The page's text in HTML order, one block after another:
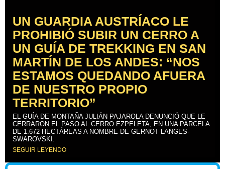
UN GUARDIA AUSTRÍACO LE
PROHIBIÓ SUBIR UN CERRO A
UN GUÍA DE TREKKING EN SAN
MARTÍN DE LOS ANDES: “NOS
ESTAMOS QUEDANDO AFUERA
DE NUESTRO PROPIO
TERRITORIO”
EL GUÍA DE MONTAÑA JULIÁN PAJAROLA DENUNCIÓ QUE LE
CERRARON EL PASO AL CERRO EZPELETA, EN UNA PARCELA
DE 1.672 HECTÁREAS A NOMBRE DE GERNOT LANGES-
SWAROVSKI.
SEGUIR LEYENDO